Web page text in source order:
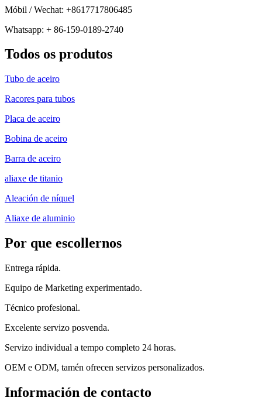
Móbil / Wechat: +8617717806485
Whatsapp: + 86-159-0189-2740
Todos os produtos
Tubo de aceiro
Racores para tubos
Placa de aceiro
Bobina de aceiro
Barra de aceiro
aliaxe de titanio
Aleación de níquel
Aliaxe de aluminio
Por que escollernos
Entrega rápida.
Equipo de Marketing experimentado.
Técnico profesional.
Excelente servizo posvenda.
Servizo individual a tempo completo 24 horas.
OEM e ODM, tamén ofrecen servizos personalizados.
Información de contacto